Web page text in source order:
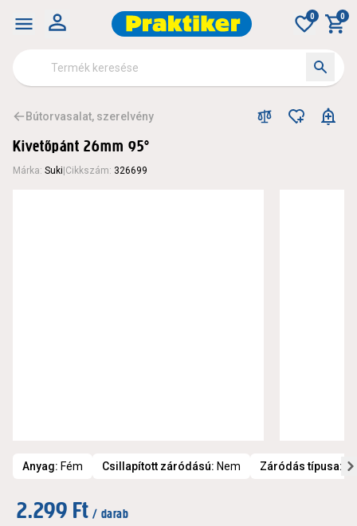
0 0
Bútorvasalat, szerelvény
Kivetőpánt 26mm 95°
Márka: Suki Cikkszám: 326699
Anyag: Fém Csillapított záródású: Nem Záródás típusa:
2.299 Ft / darab